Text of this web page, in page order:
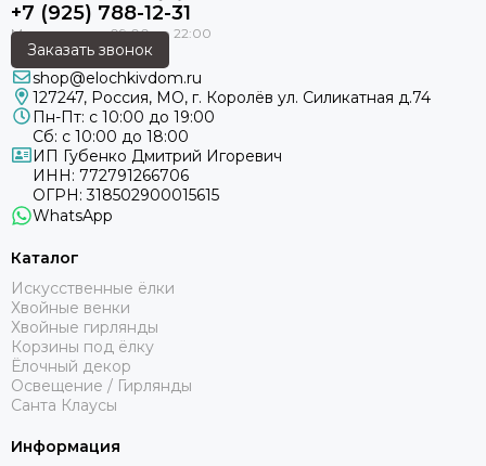
+7 (925) 788-12-31
Заказать звонок
shop@elochkivdom.ru
127247, Россия, МО, г. Королёв ул. Силикатная д.74
Пн-Пт: с 10:00 до 19:00
Сб: с 10:00 до 18:00
ИП Губенко Дмитрий Игоревич
ИНН: 772791266706
ОГРН: 318502900015615
WhatsApp
Каталог
Искусственные ёлки
Хвойные венки
Хвойные гирлянды
Корзины под ёлку
Ёлочный декор
Освещение / Гирлянды
Санта Клаусы
Информация